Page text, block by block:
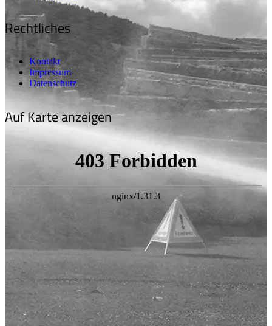
Rechtliches
Kontakt
Impressum
Datenschutz
Auf Karte anzeigen